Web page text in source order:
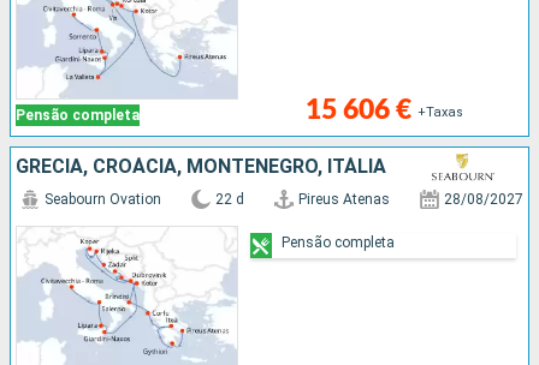
Pensão completa 15 606 € +Taxas
GRÉCIA, CROÁCIA, MONTENEGRO, ITÁLIA
Seabourn Ovation 22 d Pireus Atenas 28/08/2027
Pensão completa